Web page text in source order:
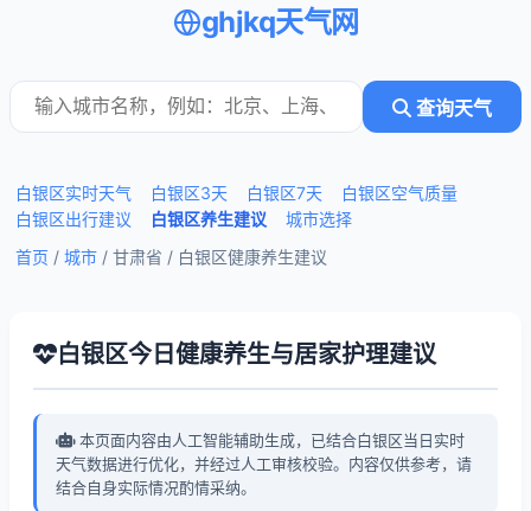
ghjkq天气网
查询天气
白银区实时天气 白银区3天 白银区7天
白银区空气质量
白银区出行建议
白银区养生建议
城市选择
首页 / 城市 / 甘肃省 / 白银区健康养生建议
白银区今日健康养生与居家护理建议
本页面内容由人工智能辅助生成，已结合白银区当日实时
天气数据进行优化，并经过人工审核校验。内容仅供参考，请
结合自身实际情况酌情采纳。